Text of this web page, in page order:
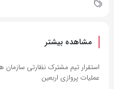
مشاهده بیشتر
استقرار تیم مشترک نظارتی سازمان
عملیات پروازی اربعین